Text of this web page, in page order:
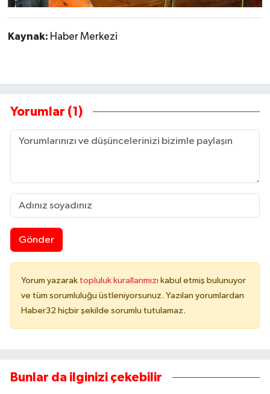
Kaynak: Haber Merkezi
Yorumlar (1)
Gönder
Yorum yazarak topluluk kurallarımızı kabul etmiş bulunuyor
ve tüm sorumluluğu üstleniyorsunuz. Yazılan yorumlardan
Haber32 hiçbir şekilde sorumlu tutulamaz.
Bunlar da ilginizi çekebilir